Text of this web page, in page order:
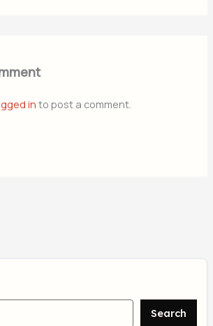
in to post a comment.
Search